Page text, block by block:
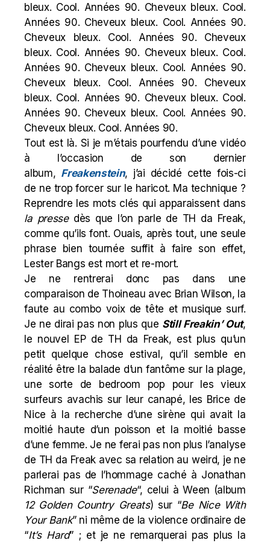
bleux. Cool. Années 90. Cheveux bleux. Cool.
Années 90. Cheveux bleux. Cool. Années 90.
Cheveux bleux. Cool. Années 90. Cheveux
bleux. Cool. Années 90. Cheveux bleux. Cool.
Années 90. Cheveux bleux. Cool. Années 90.
Cheveux bleux. Cool. Années 90. Cheveux
bleux. Cool. Années 90. Cheveux bleux. Cool.
Années 90. Cheveux bleux. Cool. Années 90.
Cheveux bleux. Cool. Années 90.
Tout est là. Si je m’étais pourfendu d’une vidéo
à l’occasion de son dernier
album, Freakenstein, j’ai décidé cette fois-ci
de ne trop forcer sur le haricot. Ma technique ?
Reprendre les mots clés qui apparaissent dans
la pressedès que l’on parle de TH da Freak,
comme qu’ils font. Ouais, après tout, une seule
phrase bien tournée suffit à faire son effet,
Lester Bangs est mort et re-mort.
Je ne rentrerai donc pas dans une
comparaison de Thoineau avec Brian Wilson, la
faute au combo voix de tête et musique surf.
Je ne dirai pas non plus que Still Freakin’ Out,
le nouvel EP de TH da Freak, est plus qu’un
petit quelque chose estival, qu’il semble en
réalité être la balade d’un fantôme sur la plage,
une sorte de bedroom pop pour les vieux
surfeurs avachis sur leur canapé, les Brice de
Nice à la recherche d’une sirène qui avait la
moitié haute d’un poisson et la moitié basse
d’une femme. Je ne ferai pas non plus l’analyse
de TH da Freak avec sa relation au weird, je ne
parlerai pas de l’hommage caché à Jonathan
Richman sur “Serenade“, celui à Ween (album
12 Golden Country Greats) sur “Be Nice With
Your Bank” ni même de la violence ordinaire de
“It’s Hard” ; et je ne remarquerai pas plus la